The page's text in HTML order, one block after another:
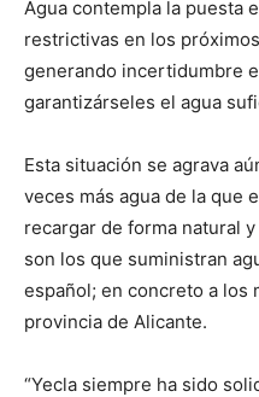
Agua contempla la puesta
restrictivas en los
generando incertidumbre
garantizárseles el agua
Esta situación se agrava
veces más agua de la que
recargar de forma natural
son los que suministran
español; en concreto a los
provincia de Alicante.
“Yecla siempre ha sido